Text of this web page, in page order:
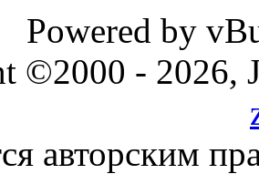
Powered by
©2000 - 2026,
авторским